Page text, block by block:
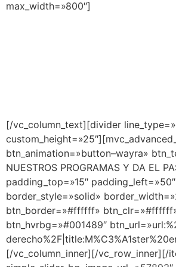
max_width=»800″]
[/vc_column_text][divider
btn_animation=»button–wayra»
NUESTROS PROGRAMAS Y DA EL
padding_top=»15″ padding_left=»50″
border_style=»solid»
btn_border=»#ffffff»
btn_hvrbg=»#001489″
[/vc_column_inner][/vc_row_inner][/